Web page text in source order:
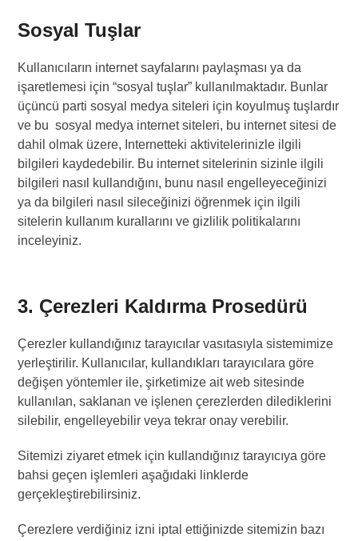
Sosyal Tuşlar
Kullanıcıların internet sayfalarını paylaşması ya da
işaretlemesi için “sosyal tuşlar” kullanılmaktadır. Bunlar
üçüncü parti sosyal medya siteleri için koyulmuş tuşlardır
ve bu sosyal medya internet siteleri, bu internet sitesi de
dahil olmak üzere, Internetteki aktivitelerinizle ilgili
bilgileri kaydedebilir. Bu internet sitelerinin sizinle ilgili
bilgileri nasıl kullandığını, bunu nasıl engelleyeceğinizi
ya da bilgileri nasıl sileceğinizi öğrenmek için ilgili
sitelerin kullanım kurallarını ve gizlilik politikalarını
inceleyiniz.
3. Çerezleri Kaldırma Prosedürü
Çerezler kullandığınız tarayıcılar vasıtasıyla sistemimize
yerleştirilir. Kullanıcılar, kullandıkları tarayıcılara göre
değişen yöntemler ile, şirketimize ait web sitesinde
kullanılan, saklanan ve işlenen çerezlerden dilediklerini
silebilir, engelleyebilir veya tekrar onay verebilir.
Sitemizi ziyaret etmek için kullandığınız tarayıcıya göre
bahsi geçen işlemleri aşağıdaki linklerde
gerçekleştirebilirsiniz.
Çerezlere verdiğiniz izni iptal ettiğinizde sitemizin bazı